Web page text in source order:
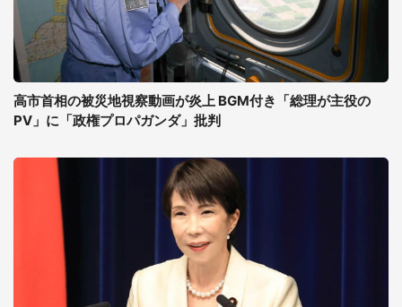
高市首相の被災地視察動画が炎上 BGM付き「総理が主役の
PV」に「政権プロパガンダ」批判